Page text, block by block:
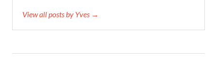
View all posts by Yves →